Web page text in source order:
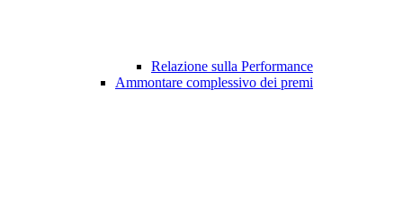
Relazione sulla Performance
Ammontare complessivo dei premi